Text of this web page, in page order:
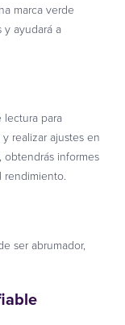
marca verde
y ayudará a
lectura para
realizar ajustes en
obtendrás informes
rendimiento.
ser abrumador,